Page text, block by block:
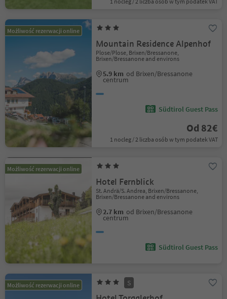
Możliwość rezerwacji online
Mountain Residence Alpenhof
Plose/Plose, Brixen/Bressanone,
Brixen/Bressanone and environs
5.9 km od Brixen/Bressanone
centrum
Südtirol Guest Pass
Od 82€
1 nocleg / 2 liczba osób w tym podatek VAT
Możliwość rezerwacji online
Hotel Fernblick
St. Andrä/S. Andrea, Brixen/Bressanone,
Brixen/Bressanone and environs
2.7 km od Brixen/Bressanone
centrum
Südtirol Guest Pass
Możliwość rezerwacji online S